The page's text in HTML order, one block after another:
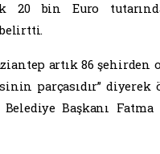
20 bin Euro
artık 86 şehirden
parçasıdır” diyerek
Başkanı Fatma